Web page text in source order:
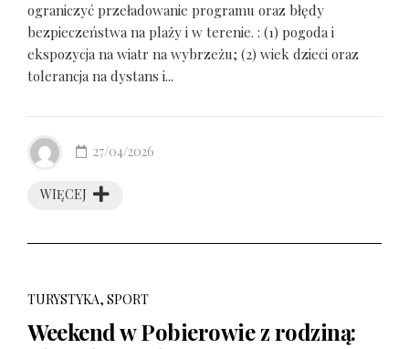
ograniczyć przeładowanie programu oraz błędy
bezpieczeństwa na plaży i w terenie. : (1) pogoda i
ekspozycja na wiatr na wybrzeżu; (2) wiek dzieci oraz
tolerancja na dystans i...
WIĘCEJ
27/04/2026
TURYSTYKA, SPORT
Weekend w Pobierowie z rodziną: